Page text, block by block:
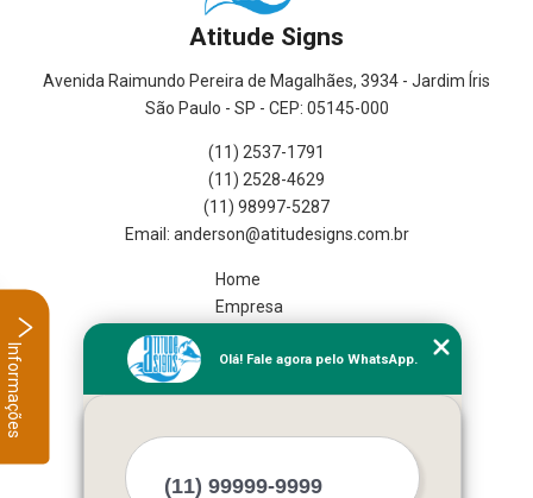
Atitude Signs
Avenida Raimundo Pereira de Magalhães, 3934 - Jardim Íris
São Paulo - SP - CEP: 05145-000
(11) 2537-1791
(11) 2528-4629
(11) 98997-5287
Home
Empresa
Serviços
Mais Serviços
Olá! Fale agora pelo WhatsApp.
Informações